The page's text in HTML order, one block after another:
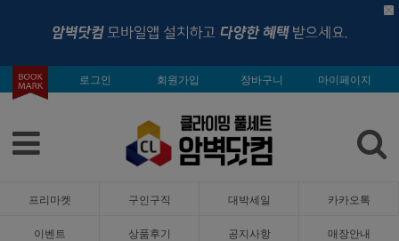
로그인 회원가입 장바구니 마이페이지
프리마켓 구인구직 대박세일 카카오톡
이벤트 상품후기 공지사항 매장안내